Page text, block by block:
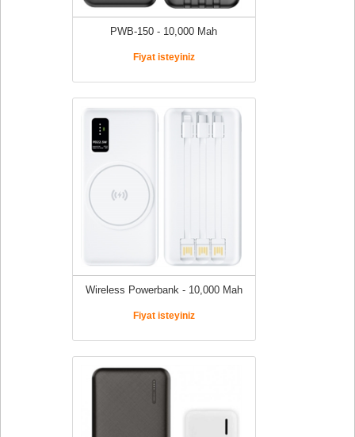
PWB-150 - 10,000 Mah
Fiyat isteyiniz
Wireless Powerbank - 10,000 Mah
Fiyat isteyiniz